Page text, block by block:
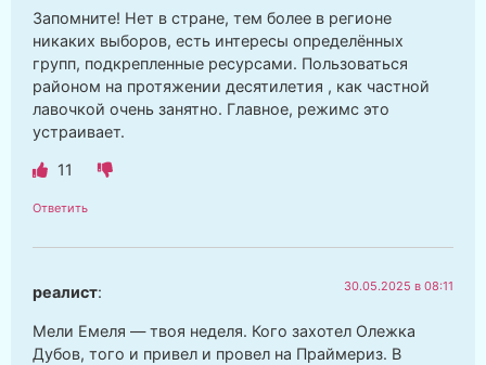
Запомните! Нет в стране, тем более в регионе
никаких выборов, есть интересы определённых
групп, подкрепленные ресурсами. Пользоваться
районом на протяжении десятилетия , как частной
лавочкой очень занятно. Главное, режимс это
устраивает.
11
Ответить
реалист: 30.05.2025 в 08:11
Мели Емеля — твоя неделя. Кого захотел Олежка
Дубов, того и привел и провел на Праймериз. В